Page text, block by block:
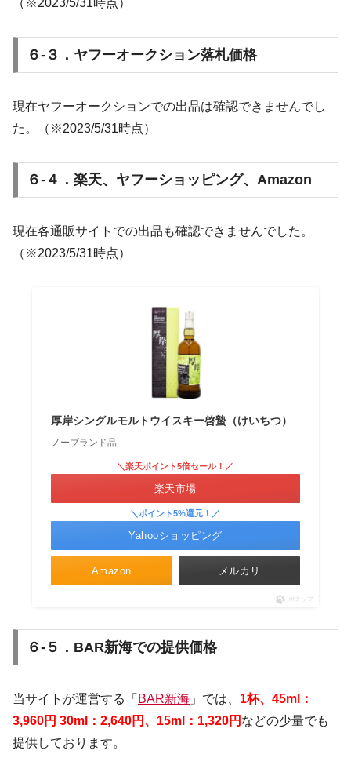
（※2023/5/31時点）
６-３．ヤフーオークション落札価格
現在ヤフーオークションでの出品は確認できませんでし
た。（※2023/5/31時点）
６-４．楽天、ヤフーショッピング、Amazon
現在各通販サイトでの出品も確認できませんでした。
（※2023/5/31時点）
厚岸シングルモルトウイスキー啓蟄（けいちつ）
ノーブランド品
Amazon
＼楽天ポイント5倍セール！／
楽天市場
＼ポイント5%還元！／
Yahooショッピング
メルカリ
ポチップ
６-５．BAR新海での提供価格
当サイトが運営する「 BAR新海 」では、 1杯、45ml：
3,960円 30ml：2,640円、15ml：1,320円 などの少量でも
提供しております。